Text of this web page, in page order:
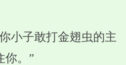
小子敢打金翅虫的主
你。”